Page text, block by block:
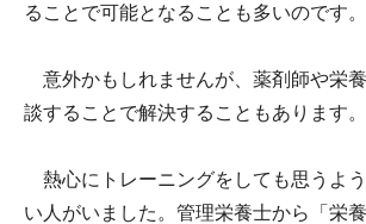
ることで可能となることも多いのです。
意外かもしれませんが、薬剤師や栄
談することで解決することもあります。
熱心にトレーニングをしても思うよ
い人がいました。管理栄養士から「栄